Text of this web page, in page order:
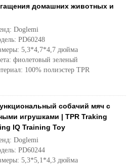
домашних животных и
Doglemi
PD60248
5,3*4,7*4,7 дюйма
фиолетовый зеленый
100% полиэстер TPR
собачий мяч с
игрушками | TPR Traking
IQ Training Toy
Doglemi
PD60244
5,3*5,1*4,3 дюйма